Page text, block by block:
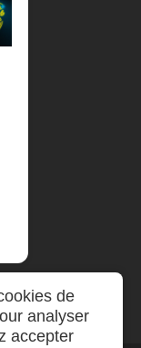
de
analyser
accepter